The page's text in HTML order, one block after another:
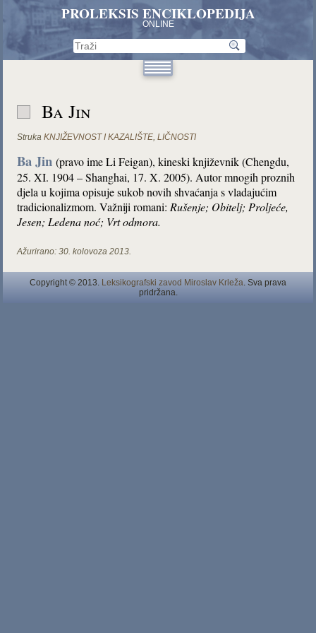
PROLEKSIS ENCIKLOPEDIJA
ONLINE
Ba Jin
Struka KNJIŽEVNOST I KAZALIŠTE,LIČNOSTI
Ba Jin(pravo ime Li Feigan), kineski književnik (Chengdu,
25. XI. 1904 – Shanghai, 17. X. 2005). Autor mnogih proznih
djela u kojima opisuje sukob novih shvaćanja s vladajućim
tradicionalizmom. Važniji romani: Rušenje; Obitelj; Proljeće,
Jesen; Ledena noć; Vrt odmora.
Ažurirano: 30. kolovoza 2013.
Copyright © 2013. Leksikografski zavod Miroslav Krleža. Sva prava
pridržana.